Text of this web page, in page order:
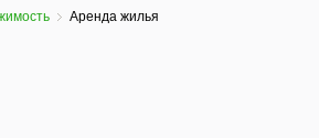
Аренда жилья